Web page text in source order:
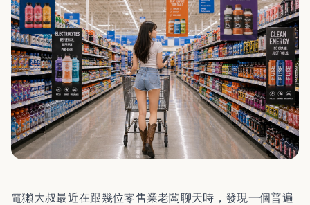
電獺大叔最近在跟幾位零售業老闆聊天時，發現一個普遍